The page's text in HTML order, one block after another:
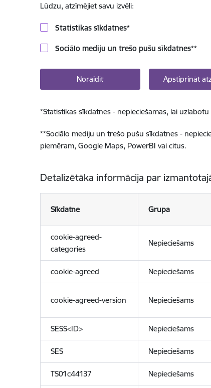
Lūdzu, atzīmējiet savu izvēli:
Statistikas sīkdatnes*
Sociālo mediju un trešo pušu sīkdatnes**
Noraidīt Apstiprināt
*Statistikas sīkdatnes - nepieciešamas, lai
**Sociālo mediju un trešo pušu sīkdatnes -
piemēram, Google Maps, PowerBI vai citus.
Detalizētāka informācija par
Sīkdatne Grupa
cookie-agreed-
categories
Nepieciešams
cookie-agreed Nepieciešams
cookie-agreed-version Nepieciešams
SESS<ID> Nepieciešams
SES Nepieciešams
TS01c44137 Nepieciešams